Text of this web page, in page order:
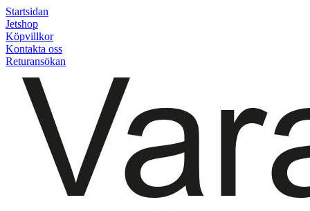
Startsidan
Jetshop
Köpvillkor
Kontakta oss
Returansökan